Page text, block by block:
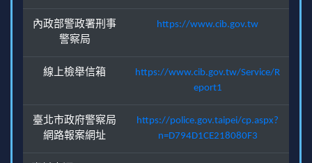
內政部警政署刑事
警察局
https://www.cib.gov.tw
線上檢舉信箱
https://www.cib.gov.tw/Service/R
eport1
臺北市政府警察局
網路報案網址
https://police.gov.taipei/cp.aspx?
n=D794D1CE218080F3